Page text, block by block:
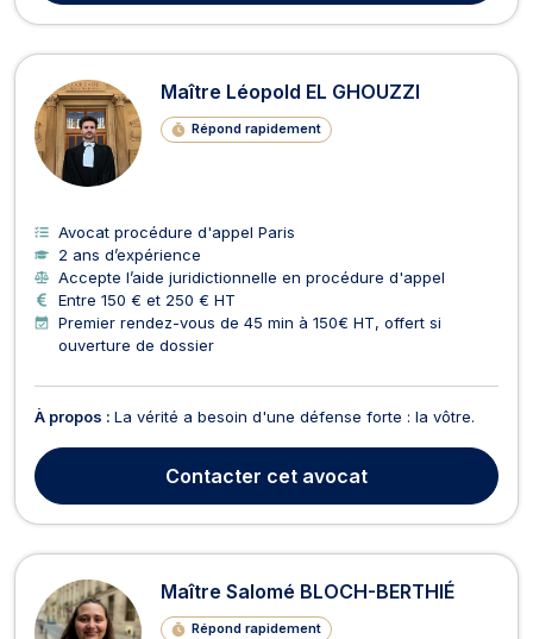
Maître Léopold EL GHOUZZI
Répond rapidement
Avocat procédure d'appel Paris
2 ans d’expérience
Accepte l’aide juridictionnelle en procédure d'appel
Entre 150 € et 250 € HT
Premier rendez-vous de 45 min à 150€ HT, offert si
ouverture de dossier
À propos : La vérité a besoin d'une défense forte : la vôtre.
Contacter cet avocat
Maître Salomé BLOCH-BERTHIÉ
Répond rapidement